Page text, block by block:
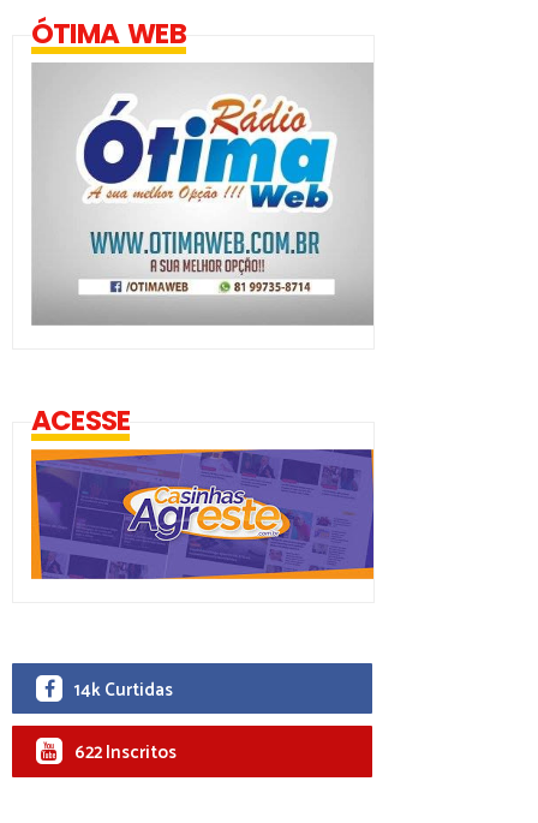
ÓTIMA WEB
ACESSE
14k Curtidas
622 Inscritos